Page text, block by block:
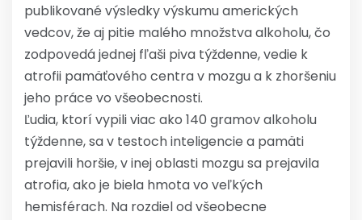
publikované výsledky výskumu amerických
vedcov, že aj pitie malého množstva alkoholu, čo
zodpovedá jednej fľaši piva týždenne, vedie k
atrofii pamäťového centra v mozgu a k zhoršeniu
jeho práce vo všeobecnosti.
Ľudia, ktorí vypili viac ako 140 gramov alkoholu
týždenne, sa v testoch inteligencie a pamäti
prejavili horšie, v inej oblasti mozgu sa prejavila
atrofia, ako je biela hmota vo veľkých
hemisférach. Na rozdiel od všeobecne